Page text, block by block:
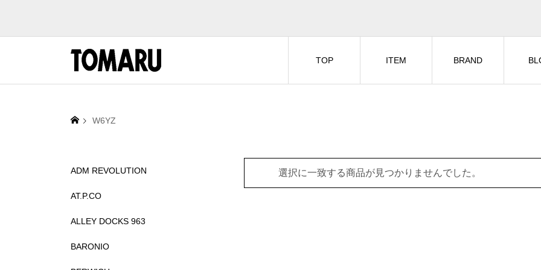
TOP ITEM BRAND
W6YZ
選択に一致する商品が見つかりませんでした。
ADM REVOLUTION
AT.P.CO
ALLEY DOCKS 963
BARONIO